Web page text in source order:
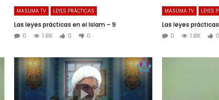
MASUMA TV LEYES PRÁCTICAS
Las leyes prácticas en el Islam – 9
0
1.8K 0 0
MASUMA TV LEYES
Las leyes
0
1.8K 0